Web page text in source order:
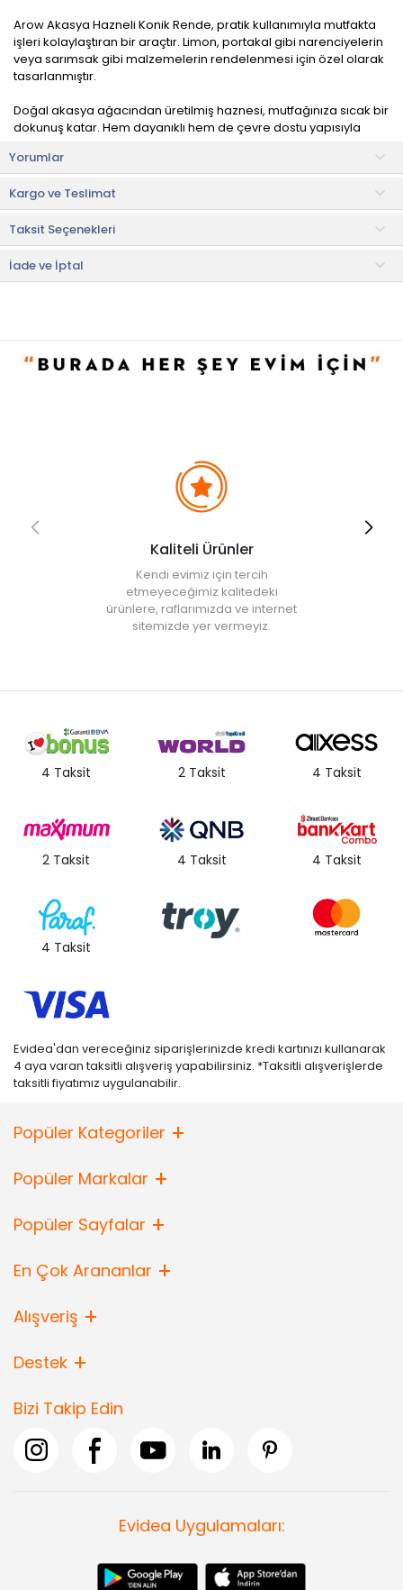
Arow Akasya Hazneli Konik Rende, pratik kullanımıyla mutfakta
işleri kolaylaştıran bir araçtır. Limon, portakal gibi narenciyelerin
veya sarımsak gibi malzemelerin rendelenmesi için özel olarak
tasarlanmıştır.
Doğal akasya ağacından üretilmiş haznesi, mutfağınıza sıcak bir
dokunuş katar. Hem dayanıklı hem de çevre dostu yapısıyla
Ergonomik tutma kısmı sayesinde mutfakta işlerinizi
kolaylaştırırken güvenli bir kullanım sağlar. Kolay temizlenebilir
yapısıyla kullanıcıya kolaylık sunar.
Kullanım ve Bakım Bilgileri
• Bulaşık makinesinde yıkanabilir.
• " Ürün görsellerinde ışık, ortam ve dijital düzenlemelere bağlı
olarak renk ve doku farklılıkları oluşabilir. "
Yorumlar
Kargo ve Teslimat
Taksit Seçenekleri
İade ve İptal
Kaliteli Ürünler
Kendi evimiz için tercih
etmeyeceğimiz kalitedeki
ürünlere, raflarımızda ve internet
sitemizde yer vermeyiz.
4 Taksit 2 Taksit 4 Taksit
2 Taksit 4 Taksit 4 Taksit
4 Taksit
Evidea'dan vereceğiniz siparişlerinizde kredi kartınızı kullanarak
4 aya varan taksitli alışveriş yapabilirsiniz. *Taksitli alışverişlerde
taksitli fiyatımız uygulanabilir.
Popüler Kategoriler
Popüler Markalar
Popüler Sayfalar
En Çok Arananlar
Alışveriş
Destek
Bizi Takip Edin
Evidea Uygulamaları: